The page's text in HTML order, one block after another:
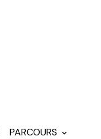
PARCOURS